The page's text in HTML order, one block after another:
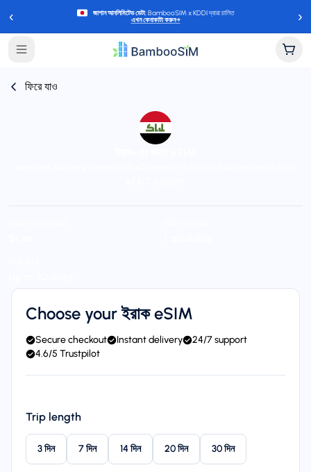
‹ জাপান আনলিমিটেড ডেটা, BambooSIM x KDDI দ্বারা চালিত
এখন কেনাকাটা করুন→ ›
ফিরে যাও
Choose your ইরাক eSIM
Secure checkout Instant delivery
24/7 support
4.6/5 Trustpilot
Trip length
3 দিন 7 দিন 14 দিন 20 দিন 30 দিন